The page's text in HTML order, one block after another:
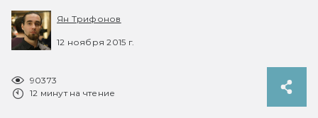
Ян Трифонов
12 ноября 2015 г.
90373
12 минут на чтение